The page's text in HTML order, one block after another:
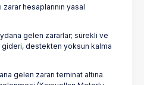
hesaplarının yasal
gelen zararlar; sürekli ve
gideri, destekten yoksun kalma
gelen zararı teminat altına